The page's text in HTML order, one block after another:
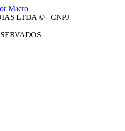
Macro
LTDA © - CNPJ